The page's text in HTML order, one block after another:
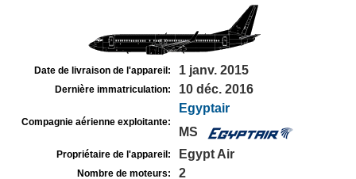
Date de livraison de l'appareil: 1 janv. 2015
Dernière immatriculation: 10 déc. 2016
Compagnie aérienne exploitante:
Egyptair
MS
Propriétaire de l'appareil: Egypt Air
Nombre de moteurs: 2